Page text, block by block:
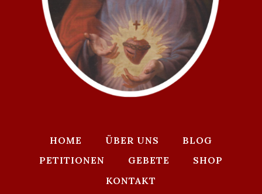
HOME ÜBER UNS
BLOG
PETITIONEN
GEBETE
SHOP
KONTAKT